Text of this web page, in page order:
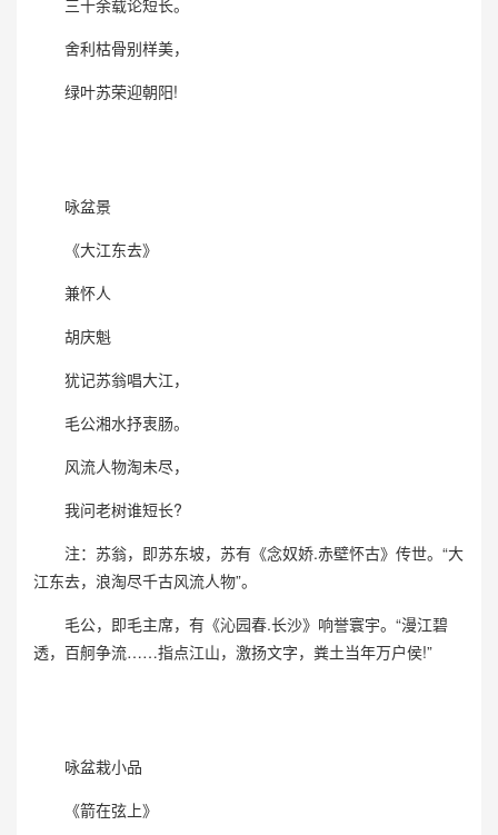
三十余载论短长。
舍利枯骨别样美，
绿叶苏荣迎朝阳!
咏盆景
《大江东去》
兼怀人
胡庆魁
犹记苏翁唱大江，
毛公湘水抒衷肠。
风流人物淘未尽，
我问老树谁短长?
注：苏翁，即苏东坡，苏有《念奴娇.赤壁怀古》传世。“大
江东去，浪淘尽千古风流人物”。
毛公，即毛主席，有《沁园春.长沙》响誉寰宇。“漫江碧
透，百舸争流……指点江山，激扬文字，粪土当年万户侯!”
咏盆栽小品
《箭在弦上》